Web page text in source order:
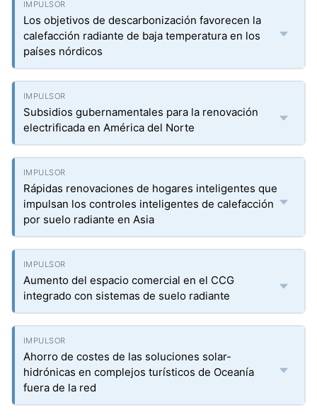
Los objetivos de descarbonización favorecen la
calefacción radiante de baja temperatura en los
países nórdicos
Subsidios gubernamentales para la renovación
electrificada en América del Norte
Rápidas renovaciones de hogares inteligentes que
impulsan los controles inteligentes de calefacción
por suelo radiante en Asia
Aumento del espacio comercial en el CCG
integrado con sistemas de suelo radiante
Ahorro de costes de las soluciones solar-
hidrónicas en complejos turísticos de Oceanía
fuera de la red